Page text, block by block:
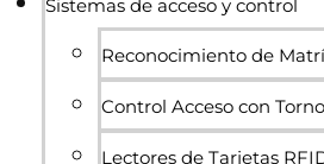
Sistemas de acceso y control
Reconocimiento de
Control Acceso con
Lectores de Tarjetas